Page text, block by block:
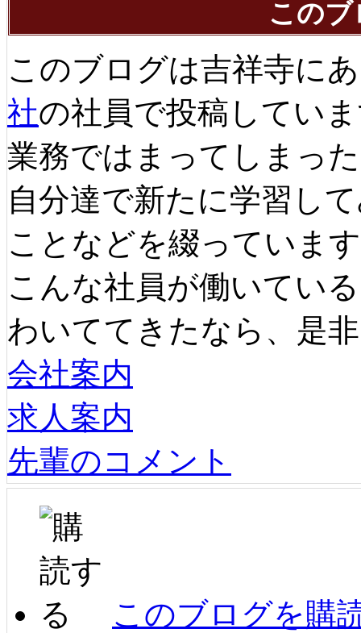
この
このブログは吉祥寺に
社の社員で投稿してい
業務ではまってしまっ
自分達で新たに学習し
ことなどを綴っていま
こんな社員が働いてい
わいててきたなら、是
会社案内
求人案内
先輩のコメント
このブログを購